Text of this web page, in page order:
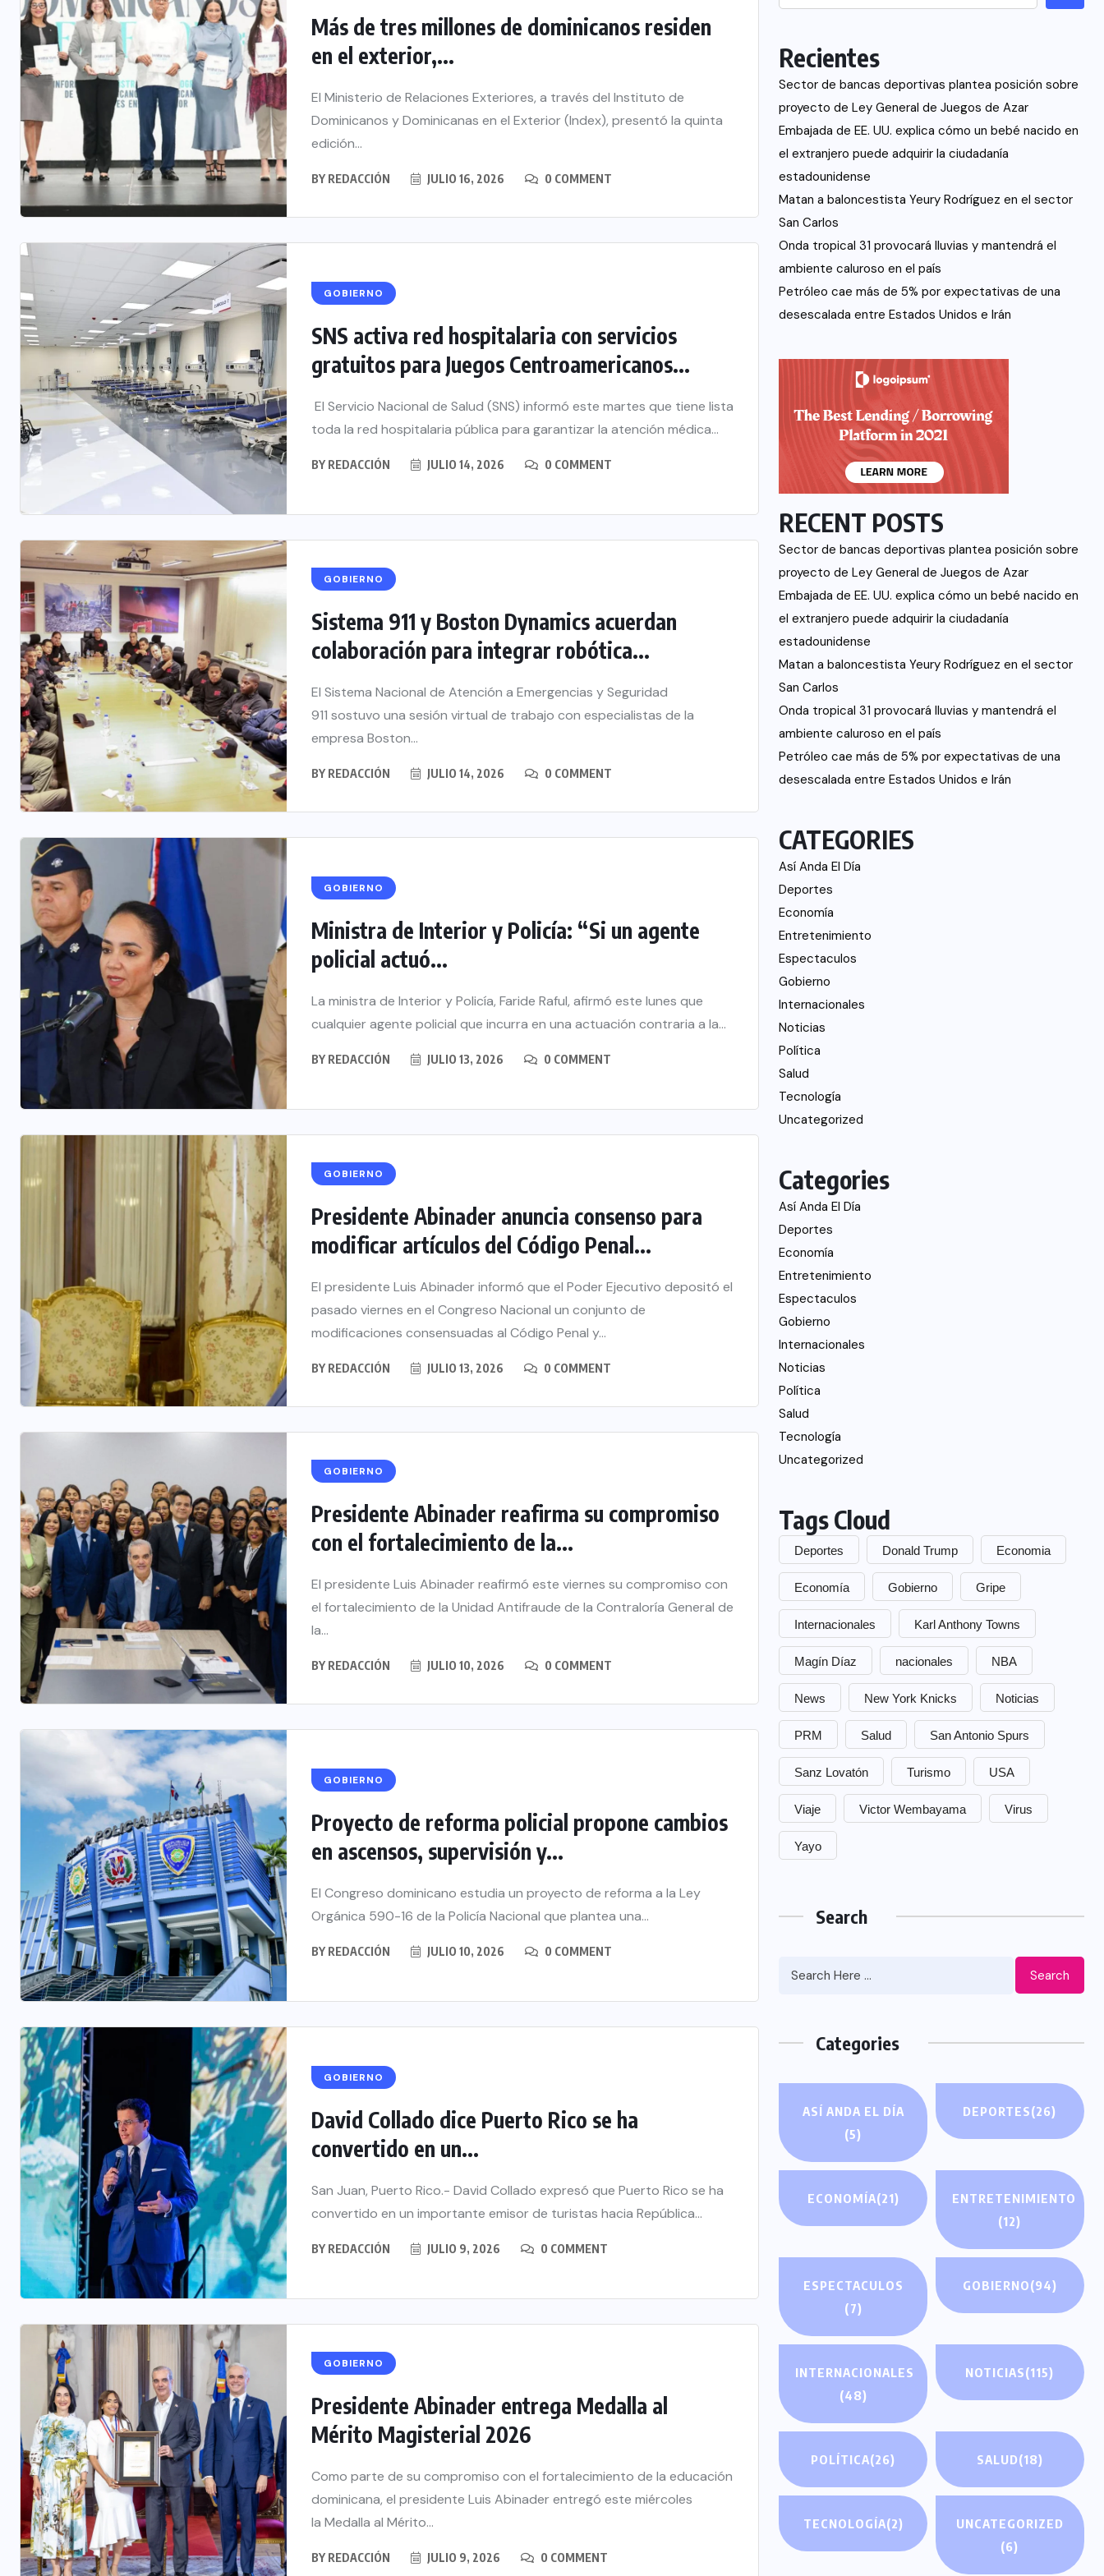
Más de tres millones de dominicanos residen
en el exterior,...
El Ministerio de Relaciones Exteriores, a través del Instituto de
Dominicanos y Dominicanas en el Exterior (Index), presentó la quinta
edición...
BY REDACCIÓN JULIO 16, 2026 0 COMMENT
GOBIERNO
SNS activa red hospitalaria con servicios
gratuitos para Juegos Centroamericanos...
El Servicio Nacional de Salud (SNS) informó este martes que tiene lista
toda la red hospitalaria pública para garantizar la atención médica...
BY REDACCIÓN JULIO 14, 2026 0 COMMENT
GOBIERNO
Sistema 911 y Boston Dynamics acuerdan
colaboración para integrar robótica...
El Sistema Nacional de Atención a Emergencias y Seguridad
911 sostuvo una sesión virtual de trabajo con especialistas de la
empresa Boston...
BY REDACCIÓN JULIO 14, 2026 0 COMMENT
GOBIERNO
Ministra de Interior y Policía: “Si un agente
policial actuó...
La ministra de Interior y Policía, Faride Raful, afirmó este lunes que
cualquier agente policial que incurra en una actuación contraria a la...
BY REDACCIÓN JULIO 13, 2026 0 COMMENT
GOBIERNO
Presidente Abinader anuncia consenso para
modificar artículos del Código Penal...
El presidente Luis Abinader informó que el Poder Ejecutivo depositó el
pasado viernes en el Congreso Nacional un conjunto de
modificaciones consensuadas al Código Penal y...
BY REDACCIÓN JULIO 13, 2026 0 COMMENT
GOBIERNO
Presidente Abinader reafirma su compromiso
con el fortalecimiento de la...
El presidente Luis Abinader reafirmó este viernes su compromiso con
el fortalecimiento de la Unidad Antifraude de la Contraloría General de
la...
BY REDACCIÓN JULIO 10, 2026 0 COMMENT
GOBIERNO
Proyecto de reforma policial propone cambios
en ascensos, supervisión y...
El Congreso dominicano estudia un proyecto de reforma a la Ley
Orgánica 590-16 de la Policía Nacional que plantea una...
BY REDACCIÓN JULIO 10, 2026 0 COMMENT
GOBIERNO
David Collado dice Puerto Rico se ha
convertido en un...
San Juan, Puerto Rico.- David Collado expresó que Puerto Rico se ha
convertido en un importante emisor de turistas hacia República...
BY REDACCIÓN JULIO 9, 2026 0 COMMENT
GOBIERNO
Presidente Abinader entrega Medalla al
Mérito Magisterial 2026
Como parte de su compromiso con el fortalecimiento de la educación
dominicana, el presidente Luis Abinader entregó este miércoles
la Medalla al Mérito...
BY REDACCIÓN JULIO 9, 2026 0 COMMENT
Recientes
Sector de bancas deportivas plantea posición sobre
proyecto de Ley General de Juegos de Azar
Embajada de EE. UU. explica cómo un bebé nacido en
el extranjero puede adquirir la ciudadanía
estadounidense
Matan a baloncestista Yeury Rodríguez en el sector
San Carlos
Onda tropical 31 provocará lluvias y mantendrá el
ambiente caluroso en el país
Petróleo cae más de 5% por expectativas de una
desescalada entre Estados Unidos e Irán
RECENT POSTS
Sector de bancas deportivas plantea posición sobre
proyecto de Ley General de Juegos de Azar
Embajada de EE. UU. explica cómo un bebé nacido en
el extranjero puede adquirir la ciudadanía
estadounidense
Matan a baloncestista Yeury Rodríguez en el sector
San Carlos
Onda tropical 31 provocará lluvias y mantendrá el
ambiente caluroso en el país
Petróleo cae más de 5% por expectativas de una
desescalada entre Estados Unidos e Irán
CATEGORIES
Así Anda El Día
Deportes
Economía
Entretenimiento
Espectaculos
Gobierno
Internacionales
Noticias
Política
Salud
Tecnología
Uncategorized
Categories
Así Anda El Día
Deportes
Economía
Entretenimiento
Espectaculos
Gobierno
Internacionales
Noticias
Política
Salud
Tecnología
Uncategorized
Tags Cloud
Deportes Donald Trump Economia
Economía Gobierno Gripe
Internacionales Karl Anthony Towns
Magín Díaz nacionales NBA
News New York Knicks Noticias
PRM Salud San Antonio Spurs
Sanz Lovatón Turismo USA
Viaje Victor Wembayama Virus
Yayo
Search
Search
Categories
ASÍ ANDA EL DÍA
(5)
DEPORTES(26)
ECONOMÍA(21)
ENTRETENIMIENTO
(12)
ESPECTACULOS
(7)
GOBIERNO(94)
INTERNACIONALES
(48)
NOTICIAS(115)
POLÍTICA(26) SALUD(18)
TECNOLOGÍA(2)
UNCATEGORIZED
(6)